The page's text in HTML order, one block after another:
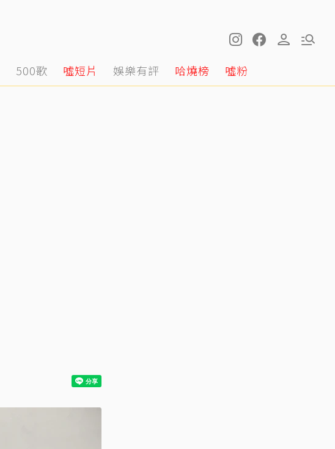
500歌 噓短片 娛樂有評 哈燒榜 噓粉